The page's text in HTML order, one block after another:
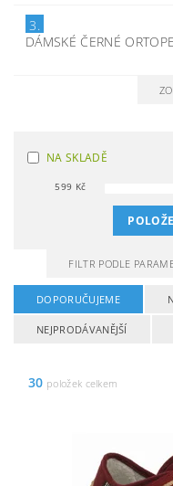
3.
DÁMSKÉ ČERNÉ
NA SKLADĚ
599 Kč
FILTR PODLE
DOPORUČUJEME
NEJPRODÁVANĚJŠÍ
30 položek celkem